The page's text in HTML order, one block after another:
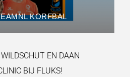
KORFBAL
EN DAAN
BIJ FLUKS!